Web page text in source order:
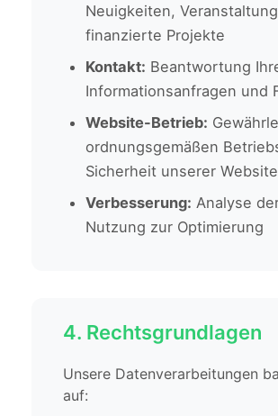
Neuigkeiten,
finanzierte Projekte
Kontakt: Beantwortung
Informationsanfragen und
Website-Betrieb:
ordnungsgemäßen
Sicherheit unserer Website
Verbesserung: Analyse
Nutzung zur Optimierung
4. Rechtsgrundlagen
Unsere Datenverarbeitungen
auf: